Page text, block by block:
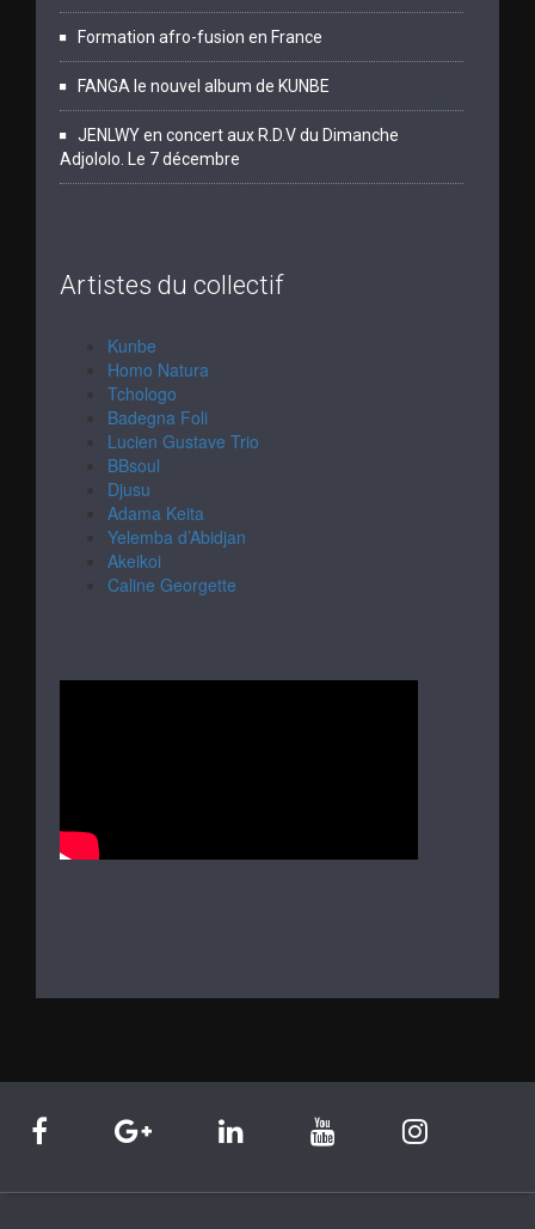
Formation afro-fusion en France
FANGA le nouvel album de KUNBE
JENLWY en concert aux R.D.V du Dimanche
Adjololo. Le 7 décembre
Artistes du collectif
Kunbe
Homo Natura
Tchologo
Badegna Foli
Lucien Gustave Trio
BBsoul
Djusu
Adama Keita
Yelemba d’Abidjan
Akeikoi
Caline Georgette